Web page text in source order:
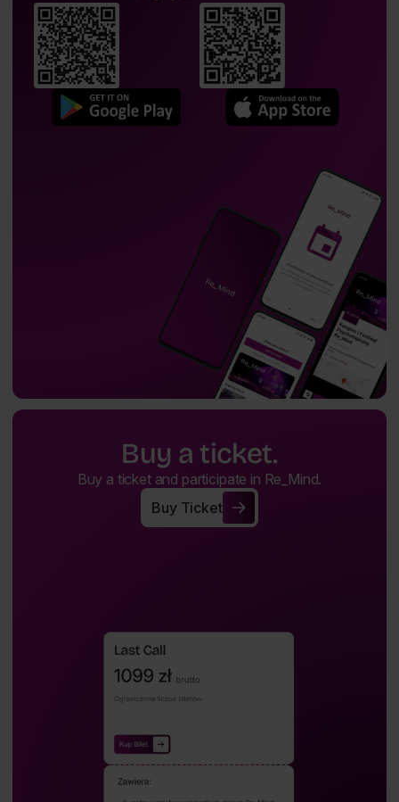
Jakub Schimmelpfennig
Buy a ticket.
Buy a ticket and participate in Re_Mind.
Buy Ticket
Buy Ticket